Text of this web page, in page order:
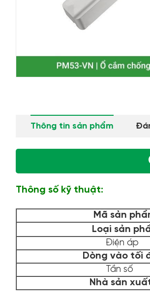
Thông tin sản phẩm
Thông số kỹ thuật:
Mã sản
Loại sản
Điện áp
Dòng vào tối
Tần số
Nhà sản